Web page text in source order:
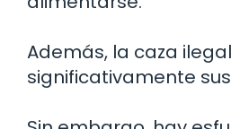
Además, la caza
significativamente